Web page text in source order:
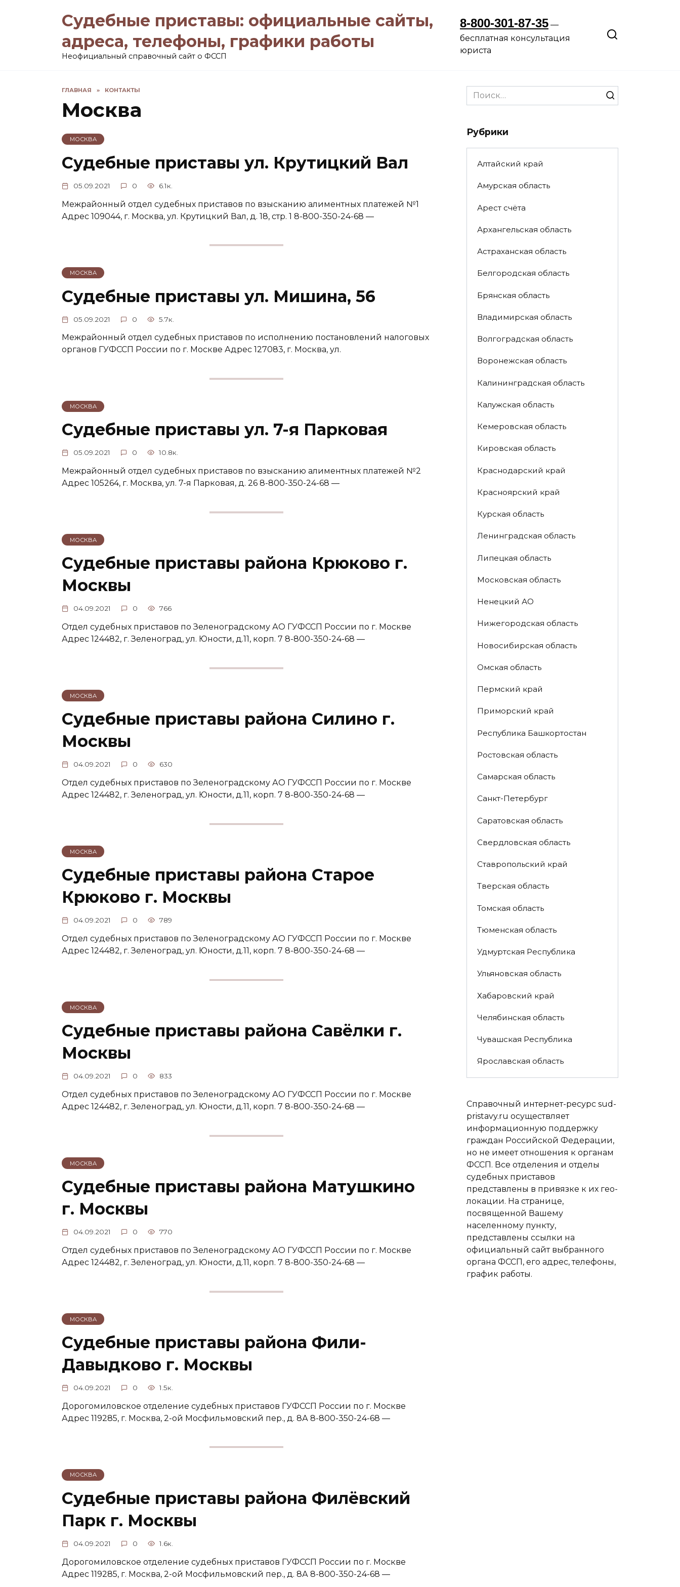
Судебные приставы: официальные сайты,
адреса, телефоны, графики работы
Неофициальный справочный сайт о ФССП
8-800-301-87-35 —
бесплатная консультация
юриста
ГЛАВНАЯ » КОНТАКТЫ
Москва
МОСКВА
Судебные приставы ул. Крутицкий Вал
05.09.2021 0 6.1к.
Межрайонный отдел судебных приставов по взысканию алиментных платежей №1
Адрес 109044, г. Москва, ул. Крутицкий Вал, д. 18, стр. 1 8-800-350-24-68 —
МОСКВА
Судебные приставы ул. Мишина, 56
05.09.2021 0 5.7к.
Межрайонный отдел судебных приставов по исполнению постановлений налоговых
органов ГУФССП России по г. Москве Адрес 127083, г. Москва, ул.
МОСКВА
Судебные приставы ул. 7-я Парковая
05.09.2021 0 10.8к.
Межрайонный отдел судебных приставов по взысканию алиментных платежей №2
Адрес 105264, г. Москва, ул. 7-я Парковая, д. 26 8-800-350-24-68 —
МОСКВА
Судебные приставы района Крюково г.
Москвы
04.09.2021 0 766
Отдел судебных приставов по Зеленоградскому АО ГУФССП России по г. Москве
Адрес 124482, г. Зеленоград, ул. Юности, д.11, корп. 7 8-800-350-24-68 —
МОСКВА
Судебные приставы района Силино г.
Москвы
04.09.2021 0 630
Отдел судебных приставов по Зеленоградскому АО ГУФССП России по г. Москве
Адрес 124482, г. Зеленоград, ул. Юности, д.11, корп. 7 8-800-350-24-68 —
МОСКВА
Судебные приставы района Старое
Крюково г. Москвы
04.09.2021 0 789
Отдел судебных приставов по Зеленоградскому АО ГУФССП России по г. Москве
Адрес 124482, г. Зеленоград, ул. Юности, д.11, корп. 7 8-800-350-24-68 —
МОСКВА
Судебные приставы района Савёлки г.
Москвы
04.09.2021 0 833
Отдел судебных приставов по Зеленоградскому АО ГУФССП России по г. Москве
Адрес 124482, г. Зеленоград, ул. Юности, д.11, корп. 7 8-800-350-24-68 —
МОСКВА
Судебные приставы района Матушкино
г. Москвы
04.09.2021 0 770
Отдел судебных приставов по Зеленоградскому АО ГУФССП России по г. Москве
Адрес 124482, г. Зеленоград, ул. Юности, д.11, корп. 7 8-800-350-24-68 —
МОСКВА
Судебные приставы района Фили-
Давыдково г. Москвы
04.09.2021 0 1.5к.
Дорогомиловское отделение судебных приставов ГУФССП России по г. Москве
Адрес 119285, г. Москва, 2-ой Мосфильмовский пер., д. 8А 8-800-350-24-68 —
МОСКВА
Судебные приставы района Филёвский
Парк г. Москвы
04.09.2021 0 1.6к.
Дорогомиловское отделение судебных приставов ГУФССП России по г. Москве
Адрес 119285, г. Москва, 2-ой Мосфильмовский пер., д. 8А 8-800-350-24-68 —
Search
for:
Рубрики
Алтайский край
Амурская область
Арест счёта
Архангельская область
Астраханская область
Белгородская область
Брянская область
Владимирская область
Волгоградская область
Воронежская область
Калининградская область
Калужская область
Кемеровская область
Кировская область
Краснодарский край
Красноярский край
Курская область
Ленинградская область
Липецкая область
Московская область
Ненецкий АО
Нижегородская область
Новосибирская область
Омская область
Пермский край
Приморский край
Республика Башкортостан
Ростовская область
Самарская область
Санкт-Петербург
Саратовская область
Свердловская область
Ставропольский край
Тверская область
Томская область
Тюменская область
Удмуртская Республика
Ульяновская область
Хабаровский край
Челябинская область
Чувашская Республика
Ярославская область
Справочный интернет-ресурс sud-
pristavy.ru осуществляет
информационную поддержку
граждан Российской Федерации,
но не имеет отношения к органам
ФССП. Все отделения и отделы
судебных приставов
представлены в привязке к их гео-
локации. На странице,
посвященной Вашему
населенному пункту,
представлены ссылки на
официальный сайт выбранного
органа ФССП, его адрес, телефоны,
график работы.